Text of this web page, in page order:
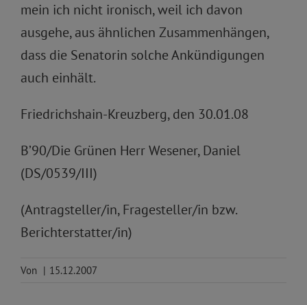
mein ich nicht ironisch, weil ich davon
ausgehe, aus ähnlichen Zusammenhängen,
dass die Senatorin solche Ankündigungen
auch einhält.
Friedrichshain-Kreuzberg, den 30.01.08
B’90/Die Grünen Herr Wesener, Daniel
(DS/0539/III)
(Antragsteller/in, Fragesteller/in bzw.
Berichterstatter/in)
Von | 15.12.2007